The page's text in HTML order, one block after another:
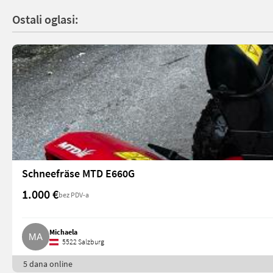
Ostali oglasi:
Schneefräse MTD E660G
1.000 €bez PDV-a
Michaela
5522 Salzburg
5 dana online